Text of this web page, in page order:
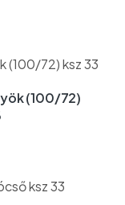
(100/72)